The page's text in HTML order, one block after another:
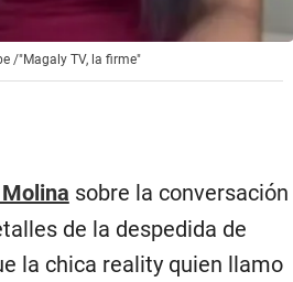
/"Magaly TV, la firme"
sobre la conversación
de la despedida de
la chica reality quien llamo